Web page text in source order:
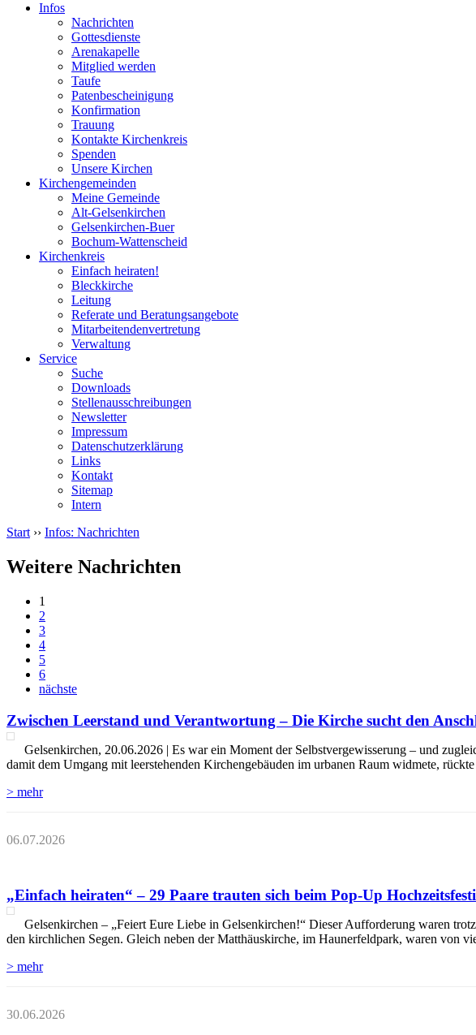
Infos
Nachrichten
Gottesdienste
Arenakapelle
Mitglied werden
Taufe
Patenbescheinigung
Konfirmation
Trauung
Kontakte Kirchenkreis
Spenden
Unsere Kirchen
Kirchengemeinden
Meine Gemeinde
Alt-Gelsenkirchen
Gelsenkirchen-Buer
Bochum-Wattenscheid
Kirchenkreis
Einfach heiraten!
Bleckkirche
Leitung
Referate und Beratungsangebote
Mitarbeitendenvertretung
Verwaltung
Service
Suche
Downloads
Stellenausschreibungen
Newsletter
Impressum
Datenschutzerklärung
Links
Kontakt
Sitemap
Intern
Start ›› Infos: Nachrichten
Weitere Nachrichten
1
2
3
4
5
6
nächste
Zwischen Leerstand und Verantwortung – Die Kirche sucht den
Gelsenkirchen, 20.06.2026 | Es war ein Moment der Selbstvergewisserung – und
damit dem Umgang mit leerstehenden Kirchengebäuden im urbanen Raum widmete,
> mehr
06.07.2026
„Einfach heiraten“ – 29 Paare trauten sich beim Pop-Up
Gelsenkirchen – „Feiert Eure Liebe in Gelsenkirchen!“ Dieser Aufforderung waren
den kirchlichen Segen. Gleich neben der Matthäuskirche, im Haunerfeldpark, waren von
> mehr
30.06.2026